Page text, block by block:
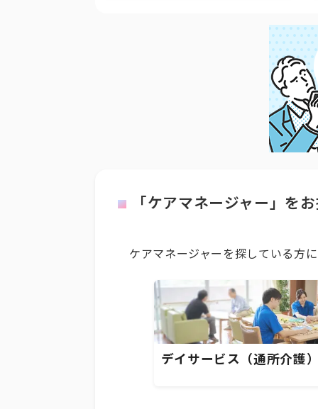
「ケアマネージャー」を
ケアマネージャーを探している方
デイサービス（通所介護